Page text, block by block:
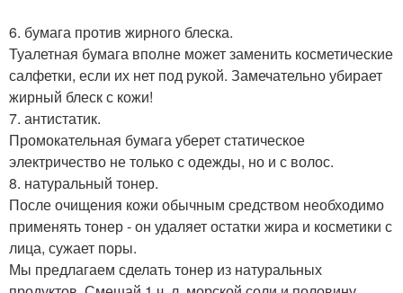
6. бумага против жирного блеска.
Туалетная бумага вполне может заменить косметические
салфетки, если их нет под рукой. Замечательно убирает
жирный блеск с кожи!
7. антистатик.
Промокательная бумага уберет статическое
электричество не только с одежды, но и с волос.
8. натуральный тонер.
После очищения кожи обычным средством необходимо
применять тонер - он удаляет остатки жира и косметики с
лица, сужает поры.
Мы предлагаем сделать тонер из натуральных